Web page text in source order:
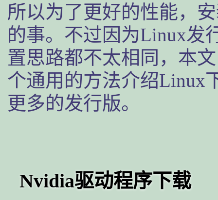
所以为了更好的性能，
的事。不过因为Linux发
置思路都不太相同，本
个通用的方法介绍Linux
更多的发行版。
Nvidia驱动程序下载